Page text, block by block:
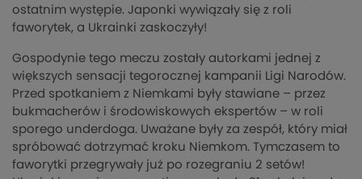
ostatnim występie. Japonki wywiązały się z roli
faworytek, a Ukrainki zaskoczyły!
Gospodynie tego meczu zostały autorkami jednej z
większych sensacji tegorocznej kampanii Ligi Narodów.
Przed spotkaniem z Niemkami były stawiane – przez
bukmacherów i środowiskowych ekspertów – w roli
sporego underdoga. Uważane były za zespół, który miał
spróbować dotrzymać kroku Niemkom. Tymczasem to
faworytki przegrywały już po rozegraniu 2 setów!